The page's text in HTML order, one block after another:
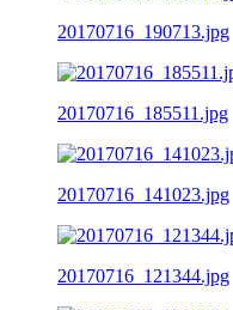
20170716_190713.jpg
20170716_185511.jpg
20170716_141023.jpg
20170716_121344.jpg